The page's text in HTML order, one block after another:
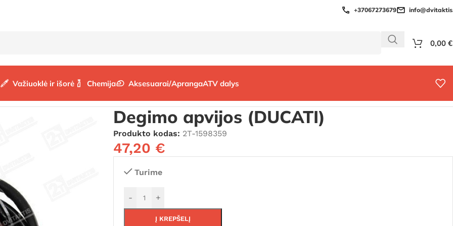
+37067273679
0,00 €
Važiuoklė ir išorė Chemija Aksesuarai/AprangaATV dalys
Degimo apvijos (DUCATI)
Produkto kodas: 2T-1598359
47,20 €
Turime
- +
Į KREPŠELĮ